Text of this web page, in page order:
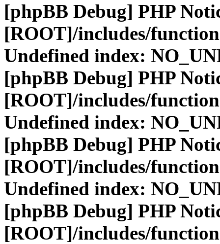
[phpBB Debug] PHP
[ROOT]/includes/
Undefined index:
[phpBB Debug] PHP
[ROOT]/includes/
Undefined index:
[phpBB Debug] PHP
[ROOT]/includes/
Undefined index:
[phpBB Debug] PHP
[ROOT]/includes/